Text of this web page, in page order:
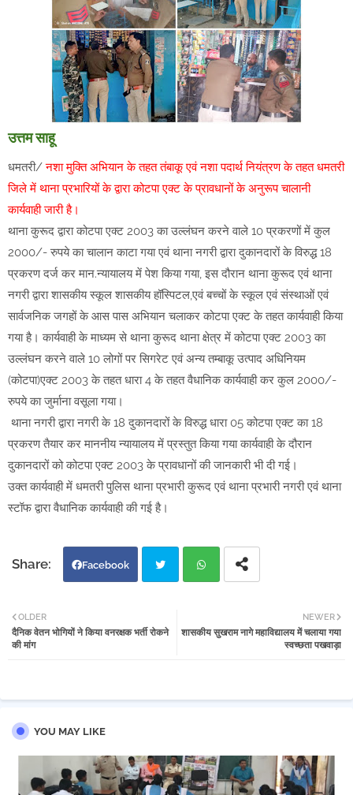
उत्तम साहू
धमतरी/नशा मुक्ति अभियान के तहत तंबाकू एवं नशा पदार्थ नियंत्रण के तहत धमतरी
जिले में थाना प्रभारियों के द्वारा कोटपा एक्ट के प्रावधानों के अनुरूप चालानी
कार्यवाही जारी है।
थाना कुरूद द्वारा कोटपा एक्ट 2003 का उल्लंघन करने वाले 10 प्रकरणों में कुल
2000/- रुपये का चालान काटा गया एवं थाना नगरी द्वारा दुकानदारों के विरुद्ध 18
प्रकरण दर्ज कर मान.न्यायालय में पेश किया गया, इस दौरान थाना कुरूद एवं थाना
नगरी द्वारा शासकीय स्कूल शासकीय हॉस्पिटल,एवं बच्चों के स्कूल एवं संस्थाओं एवं
सार्वजनिक जगहों के आस पास अभियान चलाकर कोटपा एक्ट के तहत कार्यवाही किया
गया है। कार्यवाही के माध्यम से थाना कुरूद थाना क्षेत्र में कोटपा एक्ट 2003 का
उल्लंघन करने वाले 10 लोगों पर सिगरेट एवं अन्य तम्बाकू उत्पाद अधिनियम
(कोटपा)एक्ट 2003 के तहत धारा 4 के तहत वैधानिक कार्यवाही कर कुल 2000/-
रुपये का जुर्माना वसूला गया।
थाना नगरी द्वारा नगरी के 18 दुकानदारों के विरुद्ध धारा 05 कोटपा एक्ट का 18
प्रकरण तैयार कर माननीय न्यायालय में प्रस्तुत किया गया कार्यवाही के दौरान
दुकानदारों को कोटपा एक्ट 2003 के प्रावधानों की जानकारी भी दी गई।
उक्त कार्यवाही में धमतरी पुलिस थाना प्रभारी कुरूद एवं थाना प्रभारी नगरी एवं थाना
स्टॉफ द्वारा वैधानिक कार्यवाही की गई है।
Facebook
tter atsa
NEWER
शासकीय सुखराम नागे महाविद्यालय में चलाया गया
स्वच्छता पखवाड़ा
OLDER
दैनिक वेतन भोगियों ने किया वनरक्षक भर्ती रोकने
की मांग
YOU MAY LIKE